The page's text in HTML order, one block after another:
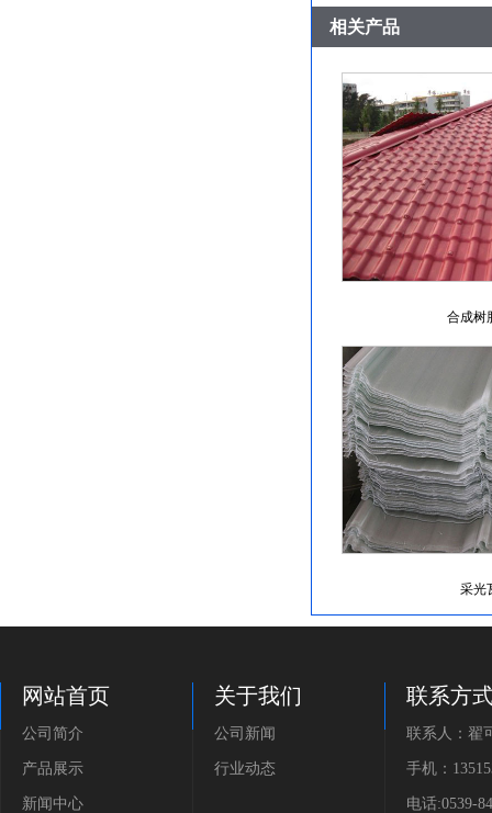
相关产品
合成树
采光
网站首页
公司简介
产品展示
新闻中心
关于我们
公司新闻
行业动态
联系方
联系人：翟
手机：
电话:0539-